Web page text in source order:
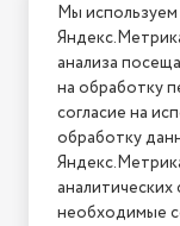
2026 ©
Мы
анализа
на обработку
согласие на
обработку
необходимые